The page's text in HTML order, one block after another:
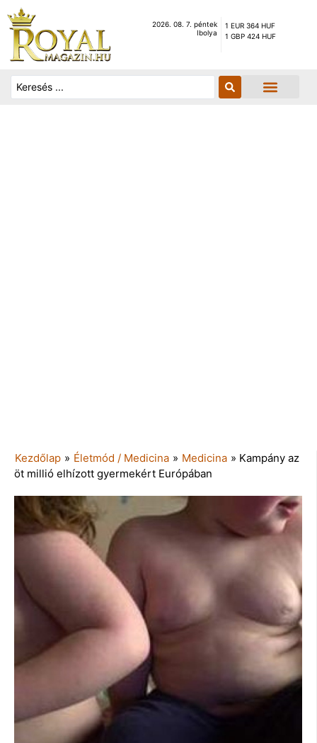
2026. 08. 7. péntek
Ibolya
1 EUR 364 HUF
1 GBP 424 HUF
Kezdőlap » Életmód / Medicina » Medicina » Kampány az
öt millió elhízott gyermekért Európában